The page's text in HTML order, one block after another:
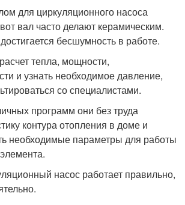
для циркуляционного насоса
вал часто делают керамическим.
бесшумность в работе.
тепла, мощности,
и узнать необходимое давление,
со специалистами.
программ они без труда
контура отопления в доме и
необходимые параметры для работы
насос работает правильно,